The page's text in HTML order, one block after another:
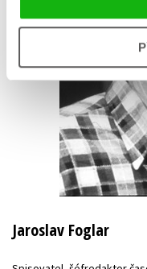
Jaroslav Foglar